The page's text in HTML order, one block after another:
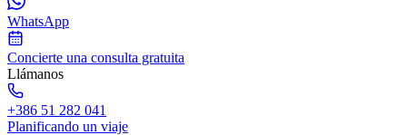
WhatsApp
Concierte una consulta gratuita
Llámanos
+386 51 282 041
Planificando un viaje